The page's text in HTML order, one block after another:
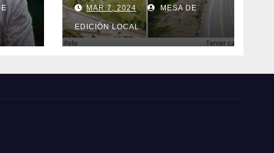
LA
MEDELLÍN.
MAR 7, 2024 MESA DE
EDICIÓN LOCAL.